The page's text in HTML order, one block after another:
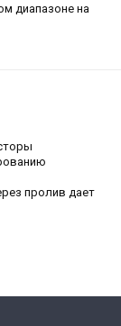
диапазоне на
пролив дает